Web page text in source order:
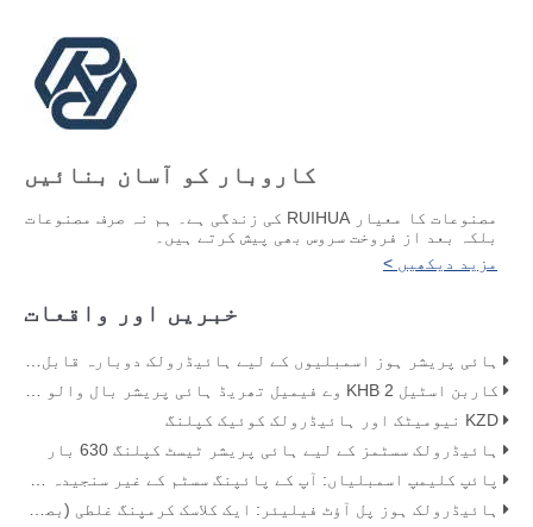
کاروبار کو آسان بنائیں
مصنوعات کا معیار RUIHUA کی زندگی ہے۔ ہم نہ صرف مصنوعات
بلکہ بعد از فروخت سروس بھی پیش کرتے ہیں۔
مزید دیکھیں >
خبریں اور واقعات
ہائی پریشر ہوز اسمبلیوں کے لیے ہائیڈرولک دوبارہ قابل استعمال فٹنگز
کاربن اسٹیل KHB 2 وے فیمیل تھریڈ ہائی پریشر بال والو - KHB-G3/4
KZD نیومیٹک اور ہائیڈرولک کوئیک کپلنگ
ہائیڈرولک سسٹمز کے لیے ہائی پریشر ٹیسٹ کپلنگ 630 بار
پائپ کلیمپ اسمبلیاں: آپ کے پائپنگ سسٹم کے غیر سنجیدہ ہیرو
ہائیڈرولک ہوز پل آؤٹ فیلیئر: ایک کلاسک کرمپنگ غلطی (بصری ثبوت کے ساتھ)